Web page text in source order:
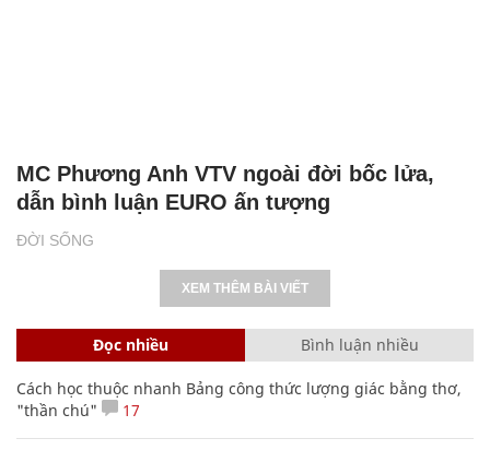
ĐỜI SỐNG
MC Phương Anh VTV ngoài đời bốc lửa,
dẫn bình luận EURO ấn tượng
XEM THÊM BÀI VIẾT
Đọc nhiều Bình luận nhiều
Cách học thuộc nhanh Bảng công thức lượng giác bằng thơ,
"thần chú"
17